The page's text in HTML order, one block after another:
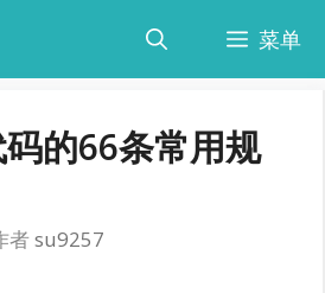
菜单
的66条常用规
者su9257